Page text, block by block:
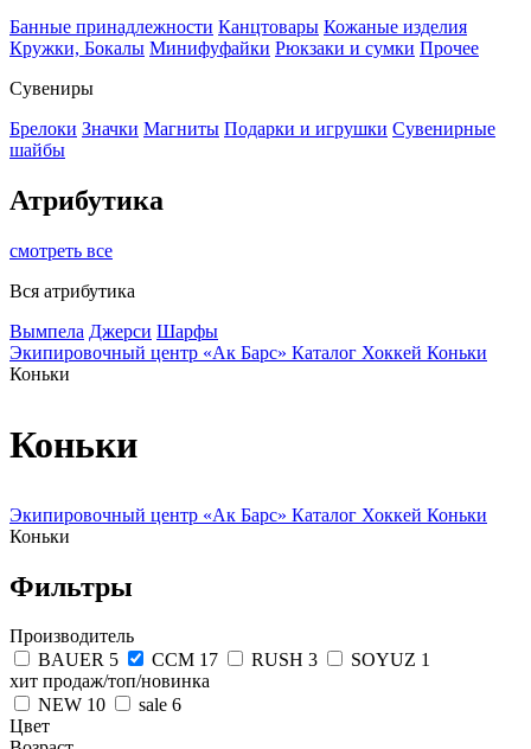
Банные принадлежности Канцтовары Кожаные изделия
Кружки, Бокалы Минифуфайки Рюкзаки и сумки Прочее
Сувениры
Брелоки Значки Магниты Подарки и игрушки Сувенирные
шайбы
Атрибутика
смотреть все
Вся атрибутика
Вымпела Джерси Шарфы
Экипировочный центр «Ак Барс» Каталог Хоккей Коньки
Коньки
Коньки
Экипировочный центр «Ак Барс» Каталог Хоккей Коньки
Коньки
Фильтры
Производитель
BAUER 5 CCM 17 RUSH 3 SOYUZ 1
хит продаж/топ/новинка
NEW 10 sale 6
Цвет